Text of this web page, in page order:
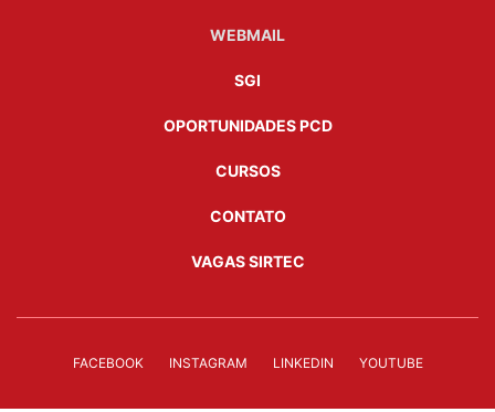
WEBMAIL
SGI
OPORTUNIDADES PCD
CURSOS
CONTATO
VAGAS SIRTEC
FACEBOOK INSTAGRAM LINKEDIN YOUTUBE